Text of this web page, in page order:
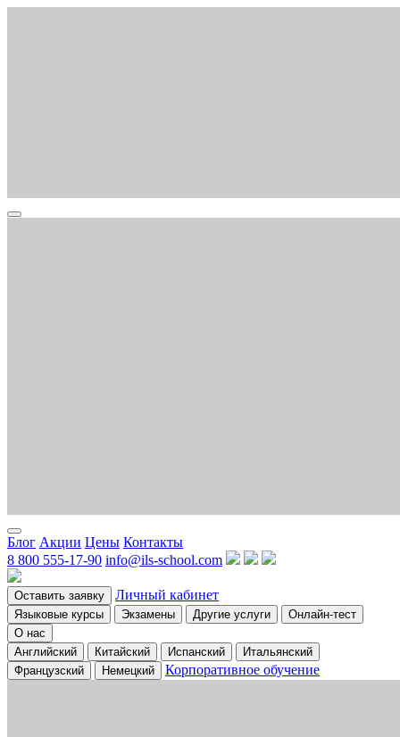
Блог Акции Цены Контакты
8 800 555-17-90 info@ils-school.com
Оставить заявку Личный кабинет
Языковые курсы Экзамены Другие услуги
Онлайн-тест
О нас
Английский
Китайский Испанский
Итальянский
Французский
Немецкий Корпоративное обучение